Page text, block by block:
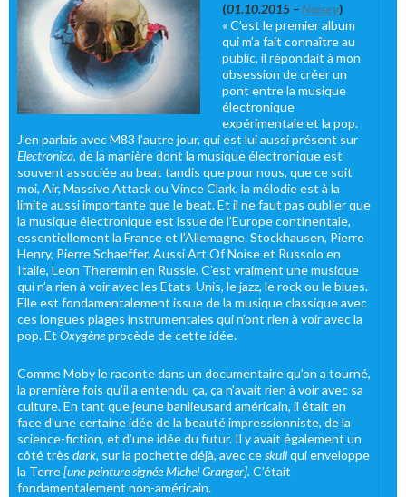
(01.10.2015 –Noisey)
« C’est le premier album
qui m’a fait connaître au
public, il répondait à mon
obsession de créer un
pont entre la musique
électronique
expérimentale et la pop.
J’en parlais avec M83 l’autre jour, qui est lui aussi présent sur
Electronica, de la manière dont la musique électronique est
souvent associée au beat tandis que pour nous, que ce soit
moi, Air, Massive Attack ou Vince Clark, la mélodie est à la
limite aussi importante que le beat. Et il ne faut pas oublier que
la musique électronique est issue de l’Europe continentale,
essentiellement la France et l’Allemagne. Stockhausen, Pierre
Henry, Pierre Schaeffer. Aussi Art Of Noise et Russolo en
Italie, Leon Theremin en Russie. C’est vraiment une musique
qui n’a rien à voir avec les Etats-Unis, le jazz, le rock ou le blues.
Elle est fondamentalement issue de la musique classique avec
ces longues plages instrumentales qui n’ont rien à voir avec la
pop. Et Oxygèneprocède de cette idée.
Comme Moby le raconte dans un documentaire qu’on a tourné,
la première fois qu’il a entendu ça, ça n’avait rien à voir avec sa
culture. En tant que jeune banlieusard américain, il était en
face d’une certaine idée de la beauté impressionniste, de la
science-fiction, et d’une idée du futur. Il y avait également un
côté très dark, sur la pochette déjà, avec ceskullqui enveloppe
la Terre[une peinture signée Michel Granger]. C’était
fondamentalement non-américain.